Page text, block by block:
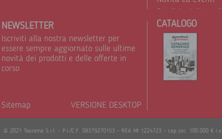
Condizioni di
Trattamento dei
NEWSLETTER
Iscriviti alla nostra newsletter per
essere sempre aggiornato sulle ultime
novità dei prodotti e delle offerte in
corso
Sitemap VERSIONE DESKTOP
CATALOGO
© 2021 Teorema S.r.l. - P.I./C.F. 08379270153 - REA MI 1224723 - cap.soc. 100.000 €